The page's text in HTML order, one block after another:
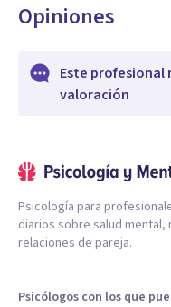
Opiniones
Este profesional
valoración
Psicología para
diarios sobre salud
relaciones de pareja.
Psicólogos con los que